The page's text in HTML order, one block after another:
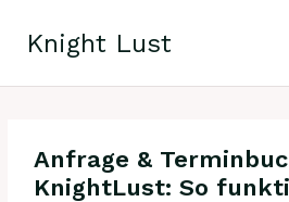
Inhalt
springenKnight Lust
Anfrage &
KnightLust: So